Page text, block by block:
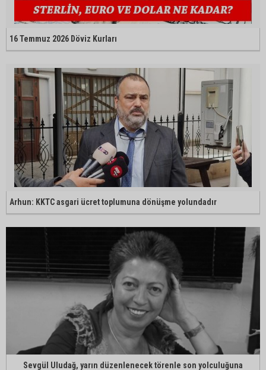
16 Temmuz 2026 Döviz Kurları
Arhun: KKTC asgari ücret toplumuna dönüşme yolundadır
Sevgül Uludağ, yarın düzenlenecek törenle son yolculuğuna